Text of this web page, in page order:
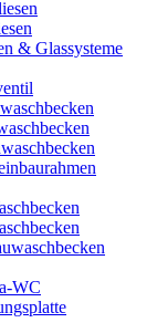
& Glassysteme
WC